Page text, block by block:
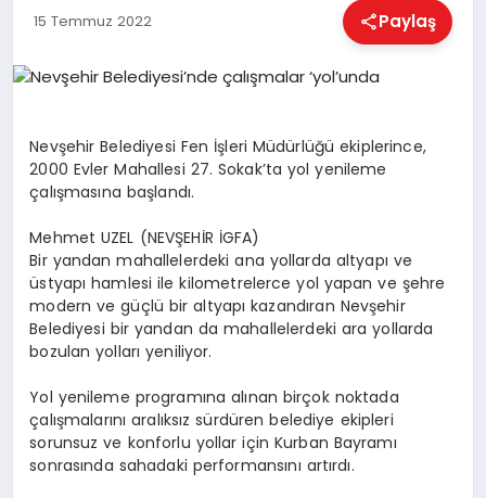
MAGAZIN
15 Temmuz 2022 Paylaş
Nevşehir Belediyesi Fen İşleri Müdürlüğü ekiplerince,
2000 Evler Mahallesi 27. Sokak’ta yol yenileme
çalışmasına başlandı.
Mehmet UZEL (NEVŞEHİR İGFA)
Bir yandan mahallelerdeki ana yollarda altyapı ve
üstyapı hamlesi ile kilometrelerce yol yapan ve şehre
modern ve güçlü bir altyapı kazandıran Nevşehir
Belediyesi bir yandan da mahallelerdeki ara yollarda
bozulan yolları yeniliyor.
Yol yenileme programına alınan birçok noktada
çalışmalarını aralıksız sürdüren belediye ekipleri
sorunsuz ve konforlu yollar için Kurban Bayramı
sonrasında sahadaki performansını artırdı.